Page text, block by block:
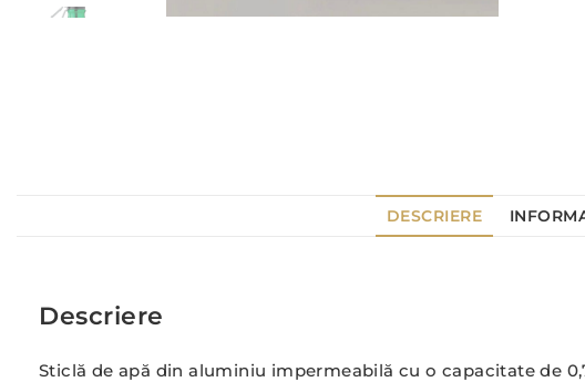
DESCRIERE
Descriere
Sticlă de apă din aluminiu impermeabilă cu o capacitate de